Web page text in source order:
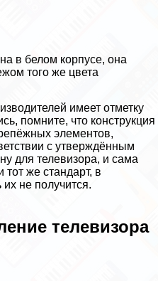
в белом корпусе, она
того же цвета
имеет отметку
помните, что конструкция
элементов,
с утверждённым
для телевизора, и сама
же стандарт, в
не получится.
телевизора